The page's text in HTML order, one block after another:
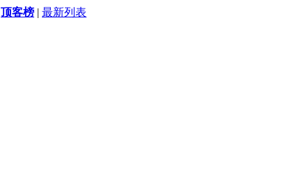
顶客榜 | 最新列表